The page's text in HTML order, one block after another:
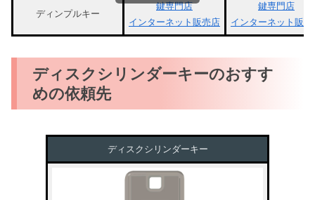
ディンプルキー
鍵専門店
インターネット販売店
鍵専門店
インターネット販売
ディスクシリンダーキーのおすす
めの依頼先
ディスクシリンダーキー